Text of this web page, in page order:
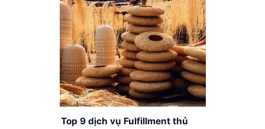
Top 9 dịch vụ Fulfillment thủ